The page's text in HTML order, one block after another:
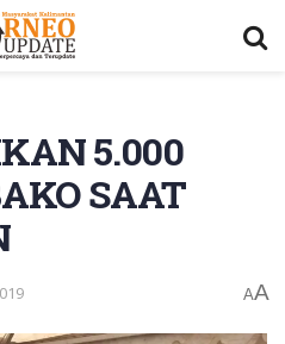
5.000
SAAT
AA